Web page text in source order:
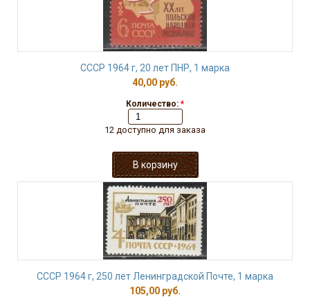
СССР 1964 г, 20 лет ПНР, 1 марка
40,00 руб.
Количество: *
12 доступно для заказа
СССР 1964 г, 250 лет Ленинградской Почте, 1 марка
105,00 руб.